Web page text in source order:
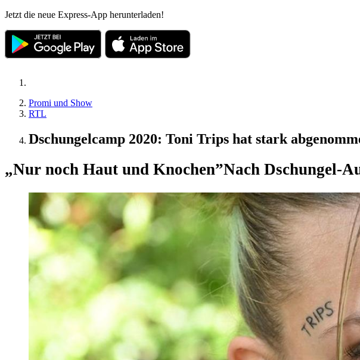
Jetzt die neue Express-App herunterladen!
Promi und Show
RTL
Dschungelcamp 2020: Toni Trips hat stark
„Nur noch Haut und Knochen”Nach Dschungel-